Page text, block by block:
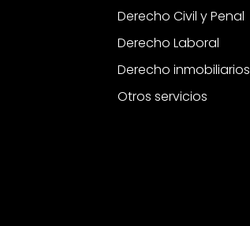
Derecho Civil y Penal
Derecho Laboral
Derecho inmobiliarios
Otros servicios